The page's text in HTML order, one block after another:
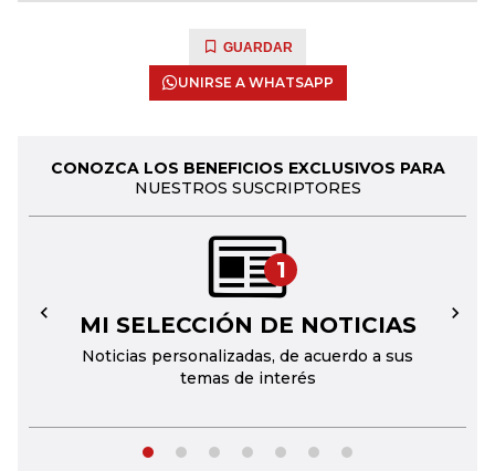
GUARDAR
UNIRSE A WHATSAPP
CONOZCA LOS BENEFICIOS EXCLUSIVOS PARA
NUESTROS SUSCRIPTORES
1
MI SELECCIÓN DE NOTICIAS
Noticias personalizadas, de acuerdo a sus
temas de interés
← →